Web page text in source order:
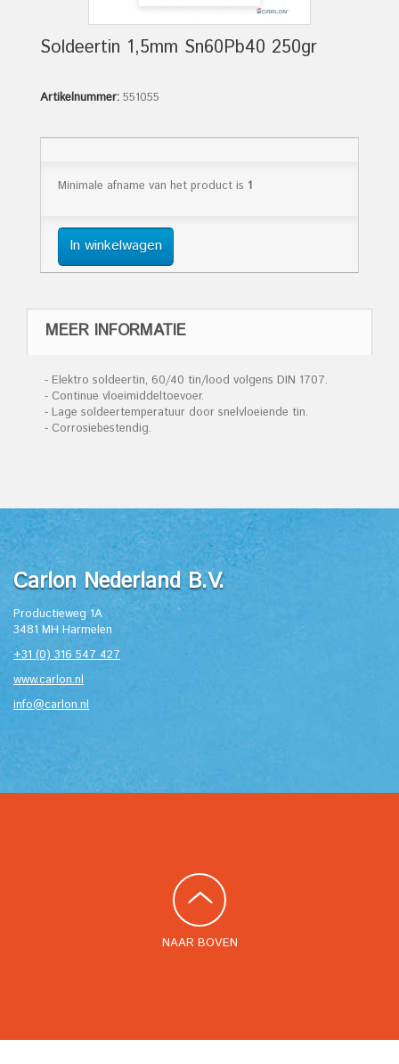
Soldeertin 1,5mm Sn60Pb40 250gr
Artikelnummer: 551055
Minimale afname van het product is 1
In winkelwagen
MEER INFORMATIE
- Elektro soldeertin, 60/40 tin/lood volgens DIN 1707.
- Continue vloeimiddeltoevoer.
- Lage soldeertemperatuur door snelvloeiende tin.
- Corrosiebestendig.
Carlon Nederland B.V.
Productieweg 1A
3481 MH Harmelen
+31 (0) 316 547 427
www.carlon.nl
info@carlon.nl
NAAR BOVEN